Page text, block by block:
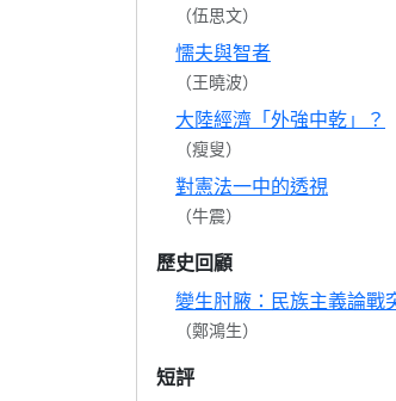
（伍思文）
懦夫與智者
（王曉波）
大陸經濟「外強中乾」？
（瘦叟）
對憲法一中的透視
（牛震）
歷史回顧
變生肘腋：民族主義論戰
（鄭鴻生）
短評